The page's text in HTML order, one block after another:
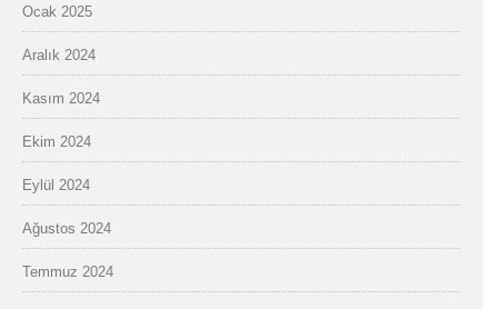
Ocak 2025
Aralık 2024
Kasım 2024
Ekim 2024
Eylül 2024
Ağustos 2024
Temmuz 2024